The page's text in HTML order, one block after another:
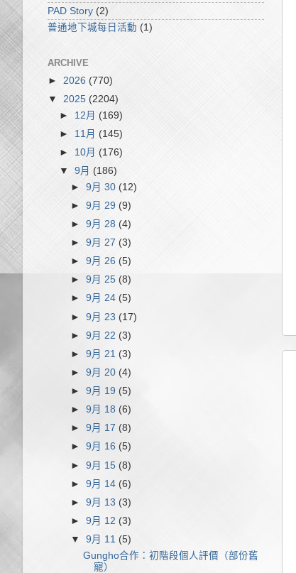
PAD Story (2)
普通地下城每日活動 (1)
ARCHIVE
► 2026 (770)
▼ 2025 (2204)
► 12月 (169)
► 11月 (145)
► 10月(176)
▼9月(186)
►9月 30(12)
►9月 29 (9)
►9月 28 (4)
►9月 27(3)
►9月 26 (5)
►9月 25 (8)
►9月 24 (5)
►9月 23 (17)
►9月 22 (3)
►9月 21 (3)
►9月 20 (4)
►9月 19 (5)
►9月 18 (6)
►9月 17 (8)
►9月 16 (5)
►9月 15 (8)
►9月 14 (6)
►9月 13 (3)
►9月 12 (3)
▼9月 11 (5)
Gungho合作：初階段個人評價（部份舊
寵）